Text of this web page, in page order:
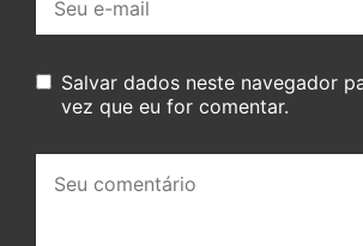
mail:
Salvar dados neste navegador
vez que eu for comentar.
comentário: